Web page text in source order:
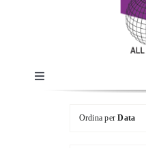
Toggle
Navigation
Chi siamo
Ordina perData